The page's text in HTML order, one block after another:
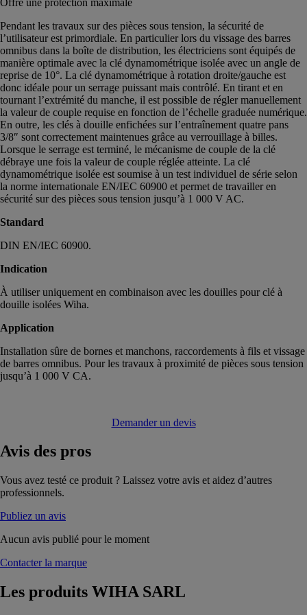
Pendant les travaux sur des pièces sous tension, la sécurité de
l’utilisateur est primordiale. En particulier lors du vissage des barres
omnibus dans la boîte de distribution, les électriciens sont équipés de
manière optimale avec la clé dynamométrique isolée avec un angle de
reprise de 10°. La clé dynamométrique à rotation droite/gauche est
donc idéale pour un serrage puissant mais contrôlé. En tirant et en
tournant l’extrémité du manche, il est possible de régler manuellement
la valeur de couple requise en fonction de l’échelle graduée numérique.
En outre, les clés à douille enfichées sur l’entraînement quatre pans
3/8″ sont correctement maintenues grâce au verrouillage à billes.
Lorsque le serrage est terminé, le mécanisme de couple de la clé
débraye une fois la valeur de couple réglée atteinte. La clé
dynamométrique isolée est soumise à un test individuel de série selon
la norme internationale EN/IEC 60900 et permet de travailler en
sécurité sur des pièces sous tension jusqu’à 1 000 V AC.
Standard
DIN EN/IEC 60900.
Indication
À utiliser uniquement en combinaison avec les douilles pour clé à
douille isolées Wiha.
Application
Installation sûre de bornes et manchons, raccordements à fils et vissage
de barres omnibus. Pour les travaux à proximité de pièces sous tension
jusqu’à 1 000 V CA.
Demander un devis
Avis des pros
Vous avez testé ce produit ? Laissez votre avis et aidez d’autres
professionnels.
Publiez un avis
Aucun avis publié pour le moment
Contacter la marque
Les produits WIHA SARL